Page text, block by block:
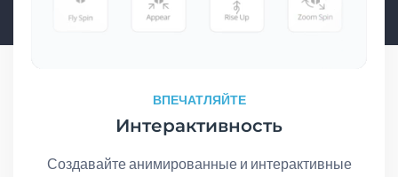
ВПЕЧАТЛЯЙТЕ
Интерактивность
Создавайте анимированные и интерактивные